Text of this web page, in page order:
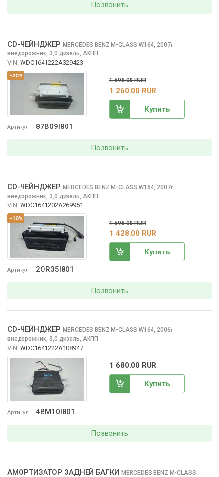
Позвонить
-20%
Артикул 87B09I801
CD-ЧЕЙНДЖЕР MERCEDES BENZ M-CLASS W164, 2007г.
внедорожник, 3,0 дизель, АКПП
VIN: WDC1641222A329423
1 596.00 RUR
1 260.00 RUR
Купить
Позвонить
-10%
Артикул 2OR35I801
CD-ЧЕЙНДЖЕР MERCEDES BENZ M-CLASS W164, 2007г.
внедорожник, 3,0 дизель, АКПП
VIN: WDC1641202A269951
1 596.00 RUR
1 428.00 RUR
Купить
Позвонить
Артикул 4BM10I801
CD-ЧЕЙНДЖЕР MERCEDES BENZ M-CLASS W164, 2006г.
внедорожник, 3,0 дизель, АКПП
VIN: WDC1641222A108947
1 680.00 RUR
Купить
Позвонить
АМОРТИЗАТОР ЗАДНЕЙ БАЛКИ MERCEDES BENZ M-CLASS